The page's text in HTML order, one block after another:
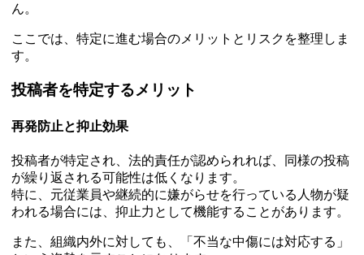
ん。
ここでは、特定に進む場合のメリットとリスクを整理しま
す。
投稿者を特定するメリット
再発防止と抑止効果
投稿者が特定され、法的責任が認められれば、同様の投稿
が繰り返される可能性は低くなります。
特に、元従業員や継続的に嫌がらせを行っている人物が疑
われる場合には、抑止力として機能することがあります。
また、組織内外に対しても、「不当な中傷には対応する」